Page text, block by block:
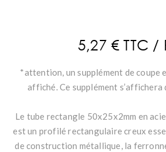
5,27 € TTC /
*attention, un supplément de coupe
affiché. Ce supplément
Le tube rectangle 50x25x2mm en
est un profilé rectangulaire creux
de construction métallique, la